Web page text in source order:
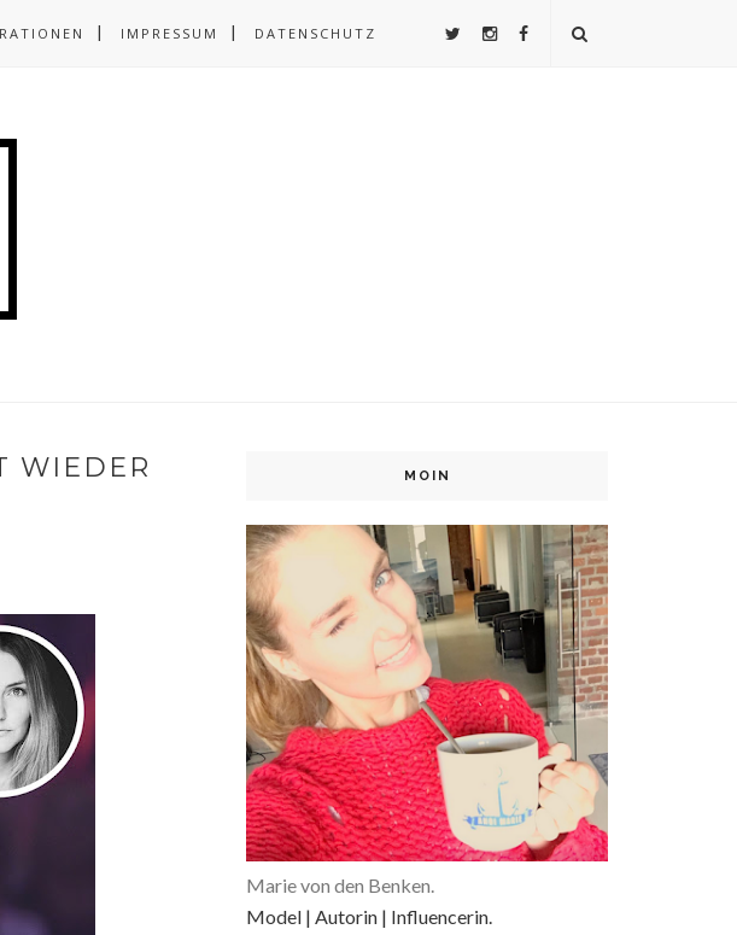
IMPRESSUM DATENSCHUTZ
WIEDER
MOIN
Marie von den Benken.
Model | Autorin | Influencerin.